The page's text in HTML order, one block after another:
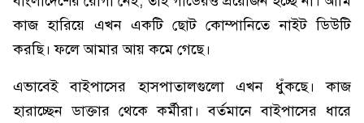
কাজ হারিয়ে এখন একটি ছোট কোম্পানিতে নাইট ডিউটি
করছি। ফলে আমার আয় কমে গেছে।
এভাবেই বাইপাসের হাসপাতালগুলো এখন ধুঁকছে। কাজ
হারাচ্ছেন ডাক্তার থেকে কর্মীরা। বর্তমানে বাইপাসের ধারে